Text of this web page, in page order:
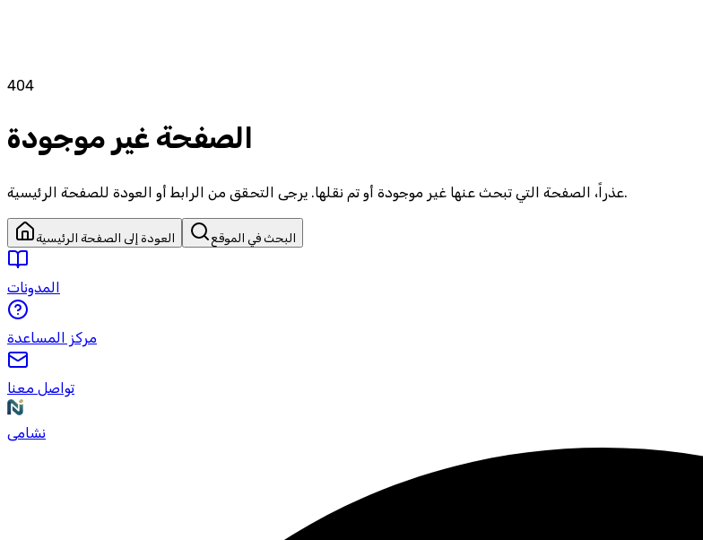
404
الصفحة غير موجودة
عذراً، الصفحة التي تبحث عنها غير موجودة أو تم نقلها. يرجى التحقق من الرابط أو العودة للصفحة الرئيسية.
العودة إلى الصفحة الرئيسية البحث في الموقع
المدونات
مركز المساعدة
تواصل معنا
نشامى